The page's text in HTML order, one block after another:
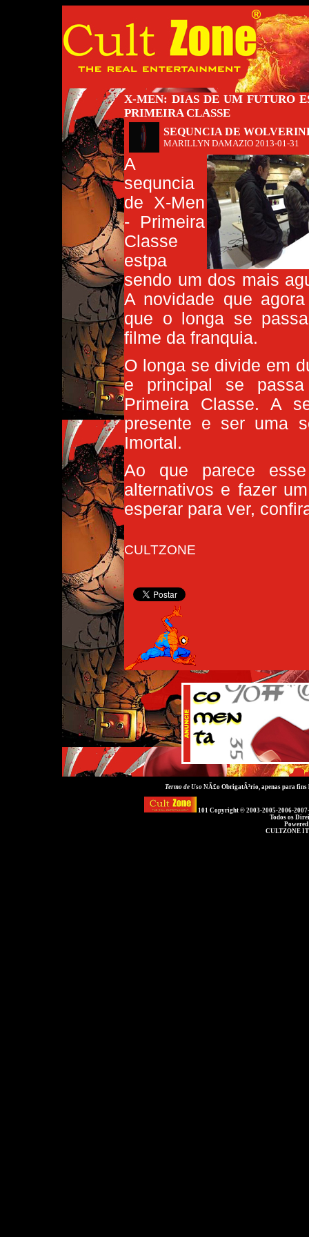
X-MEN: DIAS DE UM FUTURO
PRIMEIRA CLASSE
SEQUNCIA DE
MARILLYN DAMAZIO 2013-01-31
A
sequncia
de X-Men
- Primeira
Classe
estpa
sendo um dos mais
A novidade que
que o longa se
filme da franquia.
O longa se divide em
e principal se
Primeira Classe. A
presente e ser uma
Imortal.
Ao que parece
alternativos e fazer
esperar para ver,
CULTZONE
Termo de UsoNÃ£o ObrigatÃ³rio, apenas para
101 Copyright © 2003-2005-2006-
Todos os
CULTZONE